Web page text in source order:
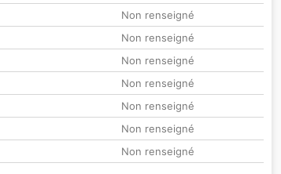
Non renseigné
Non renseigné
Non renseigné
Non renseigné
Non renseigné
Non renseigné
Non renseigné